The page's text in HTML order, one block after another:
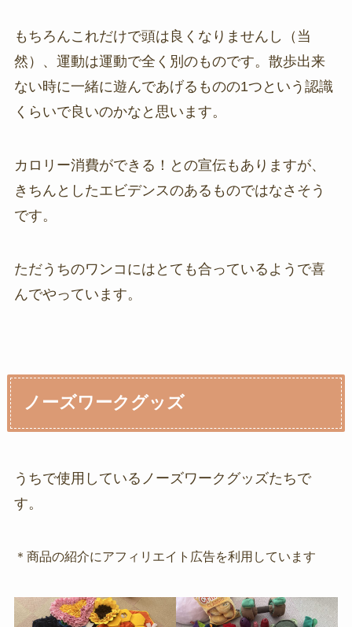
もちろんこれだけで頭は良くなりませんし（当
然）、運動は運動で全く別のものです。散歩出来
ない時に一緒に遊んであげるものの1つという認識
くらいで良いのかなと思います。
カロリー消費ができる！との宣伝もありますが、
きちんとしたエビデンスのあるものではなさそう
です。
ただうちのワンコにはとても合っているようで喜
んでやっています。
ノーズワークグッズ
うちで使用しているノーズワークグッズたちで
す。
＊商品の紹介にアフィリエイト広告を利用しています